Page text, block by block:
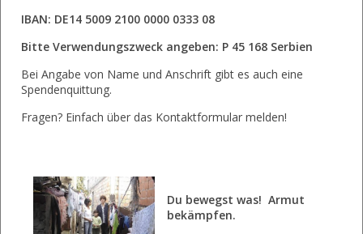
IBAN: DE14 5009 2100 0000 0333 08
Bitte Verwendungszweck angeben: P 45 168 Serbien
Bei Angabe von Name und Anschrift gibt es auch eine
Spendenquittung.
Fragen? Einfach über das Kontaktformular melden!
Du bewegst was! Armut
bekämpfen.